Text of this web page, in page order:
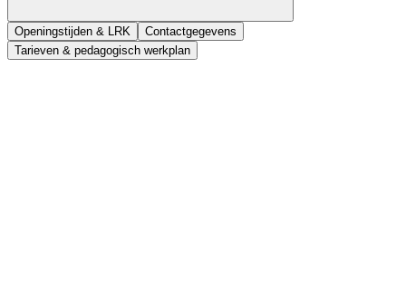
Openingstijden & LRK
Contactgegevens
Tarieven & pedagogisch werkplan